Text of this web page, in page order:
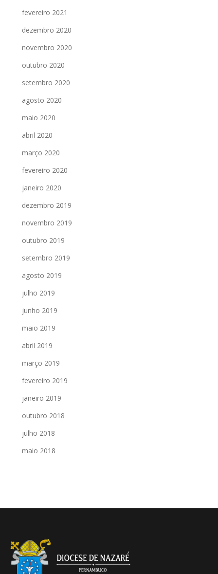
fevereiro 2021
dezembro 2020
novembro 2020
outubro 2020
setembro 2020
agosto 2020
maio 2020
abril 2020
março 2020
fevereiro 2020
janeiro 2020
dezembro 2019
novembro 2019
outubro 2019
setembro 2019
agosto 2019
julho 2019
junho 2019
maio 2019
abril 2019
março 2019
fevereiro 2019
janeiro 2019
outubro 2018
julho 2018
maio 2018